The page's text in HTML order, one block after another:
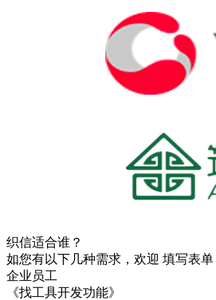
织信适合谁？
如您有以下几种需求，欢迎 填写表单
企业员工
《找工具开发功能》